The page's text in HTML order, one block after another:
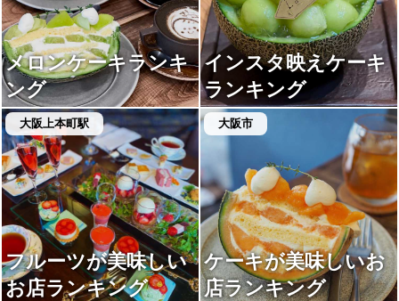
メロンケーキランキ
ング
インスタ映えケーキ
ランキング
大阪上本町駅
フルーツが美味しい
お店ランキング
大阪市
ケーキが美味しいお
店ランキング